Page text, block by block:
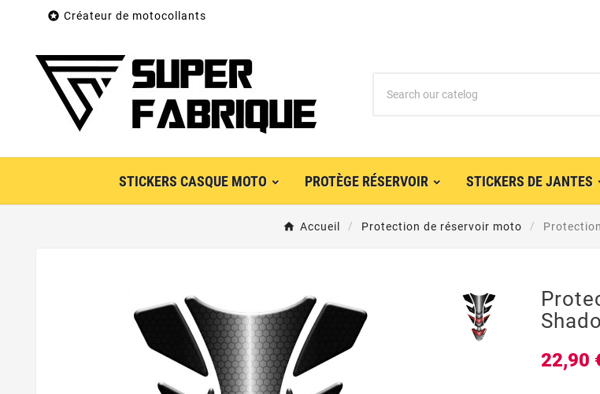
 Créateur de motocollants
STICKERS CASQUE MOTO PROTÈGE RÉSERVOIR STICKERS DE JANTES
Accueil Protection de réservoir moto
22,90